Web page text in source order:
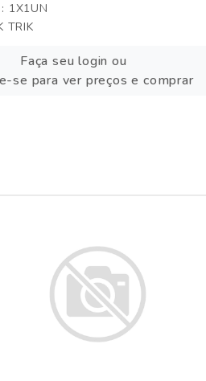
1X1UN
TRIK
Faça seu login ou
se para ver preços e comprar